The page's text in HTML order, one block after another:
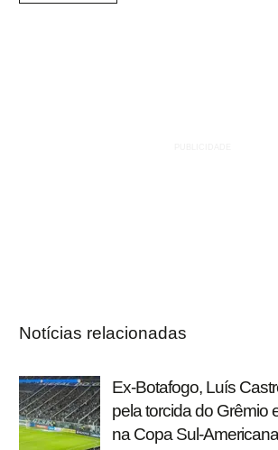
Notícias relacionadas
Ex-Botafogo, Luís
pela torcida do Grêmio
na Copa Sul-